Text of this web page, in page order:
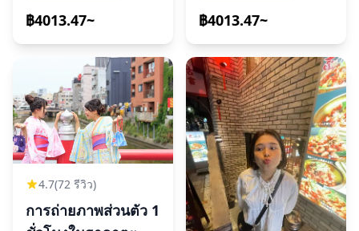
฿4013.47~ ฿4013.47~
4.7(72 รีวิว)
การถ่ายภาพส่วนตัว 1